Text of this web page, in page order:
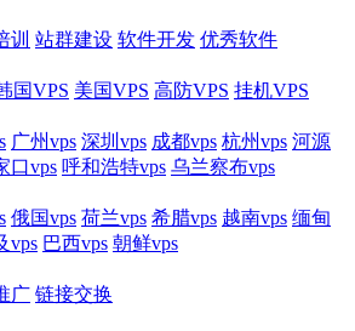
训 站群建设 软件开发 优秀软件
国VPS 美国VPS 高防VPS 挂机VPS
广州vps 深圳vps 成都vps 杭州vps 河源
口vps 呼和浩特vps 乌兰察布vps
俄国vps 荷兰vps 希腊vps 越南vps 缅甸
vps 巴西vps 朝鲜vps
广 链接交换